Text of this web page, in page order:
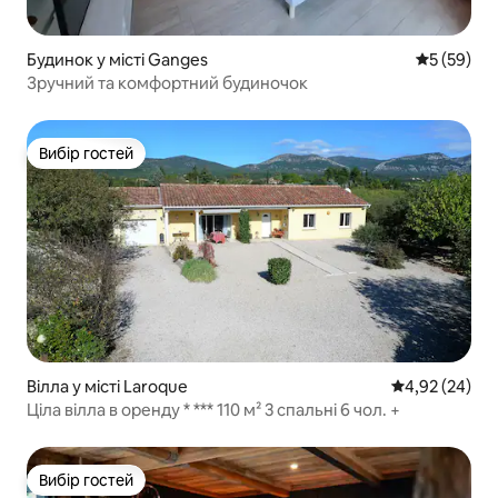
Будинок у місті Ganges Середня
5 (59)
Зручний та комфортний будиночок
Вибір гостей
Вибір гостей
Вілла у місті Laroque Середня
4,92 (24)
Ціла вілла в оренду * *** 110 м² 3 спальні 6 чол. +
Вибір гостей
Вибір гостей